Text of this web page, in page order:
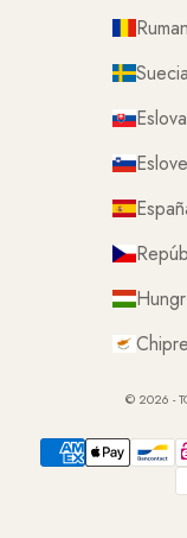
© 2026 -